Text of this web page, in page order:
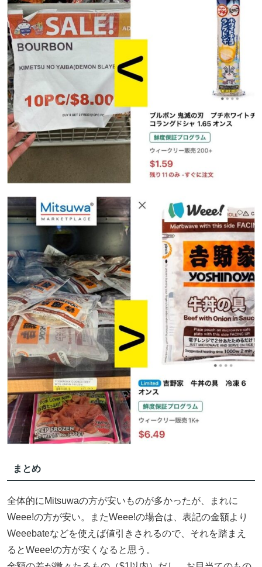
まとめ
全体的にMitsuwaの方が安いものが多かったが、まれに
Weee!の方が安い。またWeee!の場合は、表記の金額より
Weeebateなどを使えば値引きされるので、それを踏まえ
るとWeee!の方が安くなると思う。